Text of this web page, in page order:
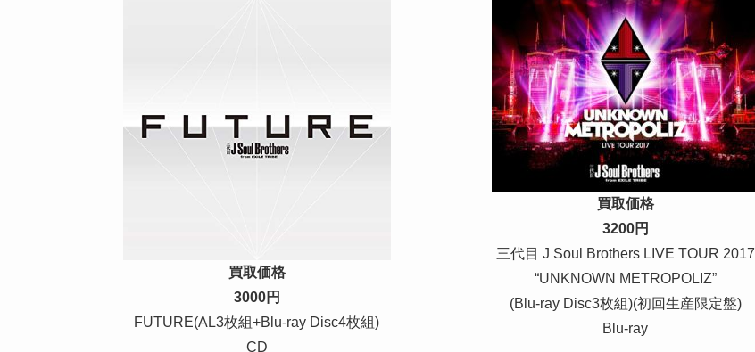
買取価格
3000円
FUTURE(AL3枚組+Blu-ray Disc4枚組)
CD
買取価格
3200円
三代目 J Soul Brothers LIVE TOUR 2017
“UNKNOWN METROPOLIZ”
(Blu-ray Disc3枚組)(初回生産限定盤)
Blu-ray